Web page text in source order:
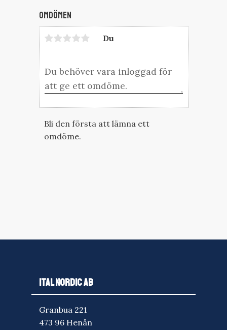
Omdömen
Du
Bli den första att lämna ett
omdöme.
ITAL NORDIC AB
Granbua 221
473 96 Henån